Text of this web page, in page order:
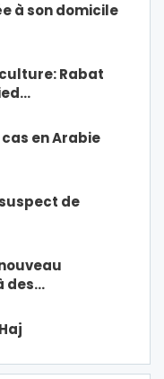
à son domicile
Rabat
en Arabie
de
des…